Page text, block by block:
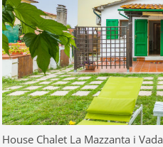
House Chalet La Mazzanta i Vada